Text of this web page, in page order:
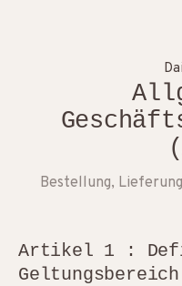
B2B /
Geburtstag
Bestellung,
Artikel 1 :
Geltungsbereich